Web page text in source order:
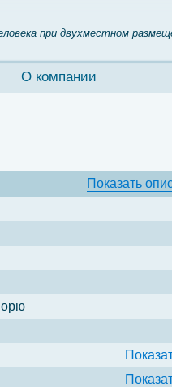
при двухместном
О компании
Показать